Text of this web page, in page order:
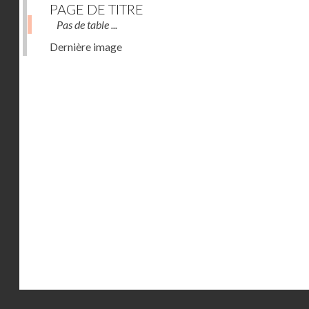
PAGE DE TITRE
Pas de table ...
Dernière image